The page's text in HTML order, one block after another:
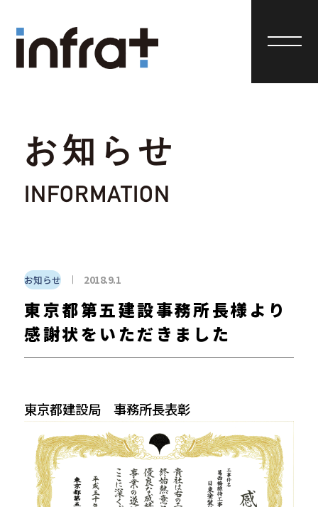
お知らせ
INFORMATION
お知らせ 2018.9.1
東京都第五建設事務所長様より
感謝状をいただきました
東京都建設局 事務所長表彰